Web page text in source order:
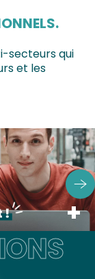
secteurs qui
et les